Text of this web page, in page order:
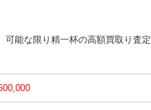
可能な限り精一杯の高額買取り査定